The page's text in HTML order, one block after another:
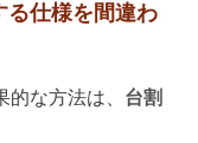
る仕様を間違わ
な方法は、 台割